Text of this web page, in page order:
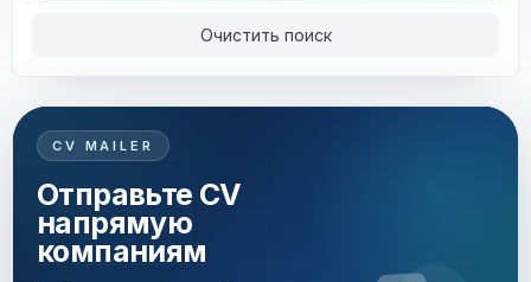
Очистить поиск
CV MAILER
Отправьте CV
напрямую
компаниям